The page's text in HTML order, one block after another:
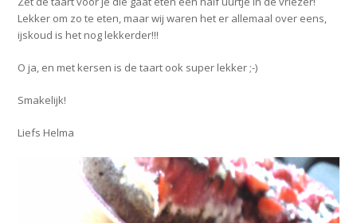
Lekker om zo te eten, maar wij waren het er allemaal over eens,
ijskoud is het nog lekkerder!!!
O ja, en met kersen is de taart ook super lekker ;-)
Smakelijk!
Liefs Helma